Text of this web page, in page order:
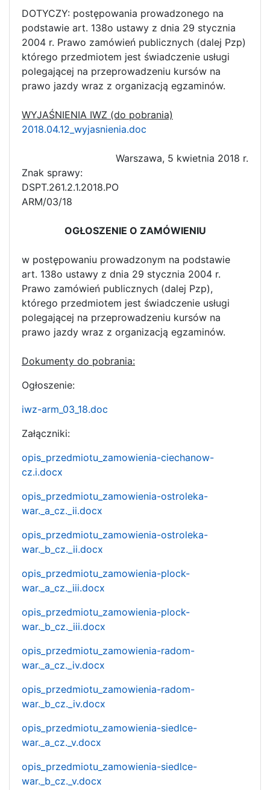
DOTYCZY: postępowania prowadzonego na
podstawie art. 138o ustawy z dnia 29 stycznia
2004 r. Prawo zamówień publicznych (dalej Pzp)
którego przedmiotem jest świadczenie usługi
polegającej na przeprowadzeniu kursów na
prawo jazdy wraz z organizacją egzaminów.
WYJAŚNIENIA IWZ (do pobrania)
2018.04.12_wyjasnienia.doc
Warszawa, 5 kwietnia 2018 r.
Znak sprawy:
ARM/03/18
OGŁOSZENIE O ZAMÓWIENIU
w postępowaniu prowadzonym na podstawie
art. 138o ustawy z dnia 29 stycznia 2004 r.
Prawo zamówień publicznych (dalej Pzp),
którego przedmiotem jest świadczenie usługi
polegającej na przeprowadzeniu kursów na
prawo jazdy wraz z organizacją egzaminów.
Dokumenty do pobrania:
Ogłoszenie:
iwz-arm_03_18.doc
Załączniki:
opis_przedmiotu_zamowienia-ciechanow-
cz.i.docx
opis_przedmiotu_zamowienia-ostroleka-
war._a_cz._ii.docx
opis_przedmiotu_zamowienia-ostroleka-
war._b_cz._ii.docx
opis_przedmiotu_zamowienia-plock-
war._a_cz._iii.docx
opis_przedmiotu_zamowienia-plock-
war._b_cz._iii.docx
opis_przedmiotu_zamowienia-radom-
war._a_cz._iv.docx
opis_przedmiotu_zamowienia-radom-
war._b_cz._iv.docx
opis_przedmiotu_zamowienia-siedlce-
war._a_cz._v.docx
opis_przedmiotu_zamowienia-siedlce-
war._b_cz._v.docx